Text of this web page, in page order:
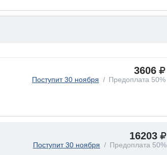
3606
Поступит 30 ноября Предоплата 50%
16203
Поступит 30 ноября Предоплата 50%